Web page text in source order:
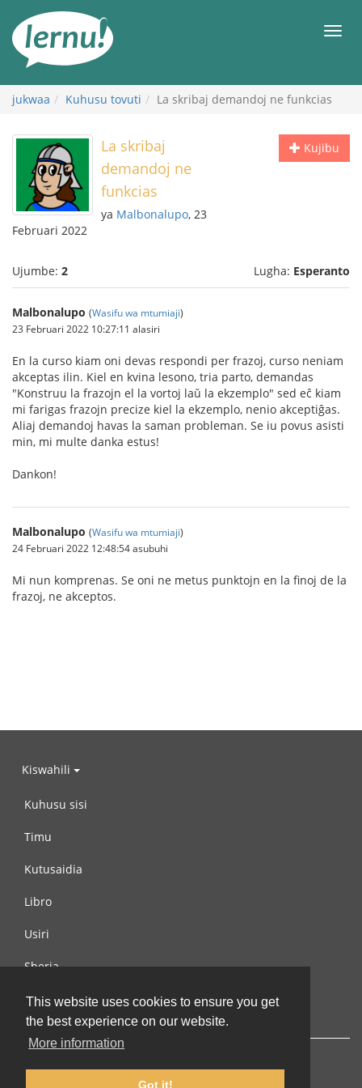
This website uses cookies to ensure you get
the best experience on our website.
More information
Got it!
maudhui
jukwaa Kuhusu tovuti La skribaj demandoj ne funkcias
Kujibu
La skribaj
demandoj ne
funkcias
ya Malbonalupo, 23
Februari 2022
Ujumbe: 2 Lugha: Esperanto
Malbonalupo (Wasifu wa mtumiaji)
23 Februari 2022 10:27:11 alasiri
En la curso kiam oni devas respondi per frazoj, curso neniam
akceptas ilin. Kiel en kvina lesono, tria parto, demandas
"Konstruu la frazojn el la vortoj laŭ la ekzemplo" sed eĉ kiam
mi farigas frazojn precize kiel la ekzemplo, nenio akceptiĝas.
Aliaj demandoj havas la saman probleman. Se iu povus asisti
min, mi multe danka estus!
Dankon!
Malbonalupo (Wasifu wa mtumiaji)
24 Februari 2022 12:48:54 asubuhi
Mi nun komprenas. Se oni ne metus punktojn en la finoj de la
frazoj, ne akceptos.
Kiswahili
Kuhusu sisi
Timu
Kutusaidia
Libro
Usiri
Sheria
Wasiliana na si